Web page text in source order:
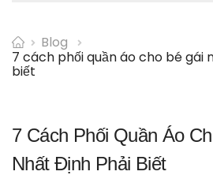
Blog
7 cách phối quần áo cho bé gái
biết
7 Cách Phối Quần Áo
Nhất Định Phải Biết